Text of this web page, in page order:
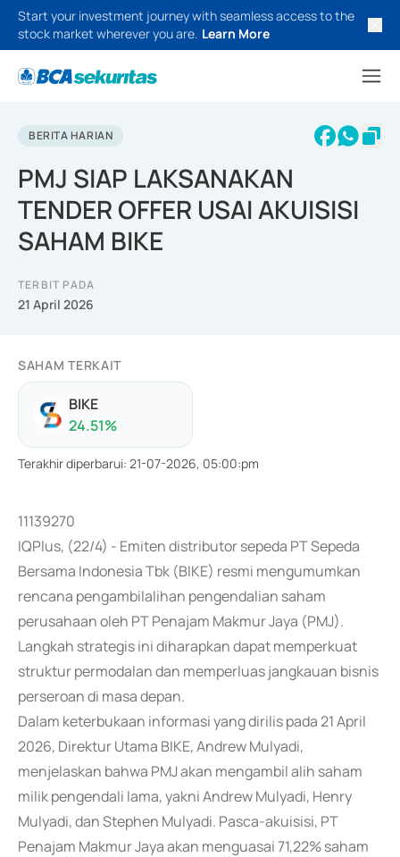
Start your investment journey with seamless access to the
stock market wherever you are. Learn More
BERITA HARIAN
PMJ SIAP LAKSANAKAN
TENDER OFFER USAI AKUISISI
SAHAM BIKE
TERBIT PADA
21 April 2026
SAHAM TERKAIT
BIKE
24.51%
Terakhir diperbarui: 21-07-2026, 05:00:pm
11139270
IQPlus, (22/4) - Emiten distributor sepeda PT Sepeda
Bersama Indonesia Tbk (BIKE) resmi mengumumkan
rencana pengambilalihan pengendalian saham
perusahaan oleh PT Penajam Makmur Jaya (PMJ).
Langkah strategis ini diharapkan dapat memperkuat
struktur permodalan dan memperluas jangkauan bisnis
perseroan di masa depan.
Dalam keterbukaan informasi yang dirilis pada 21 April
2026, Direktur Utama BIKE, Andrew Mulyadi,
menjelaskan bahwa PMJ akan mengambil alih saham
milik pengendali lama, yakni Andrew Mulyadi, Henry
Mulyadi, dan Stephen Mulyadi. Pasca-akuisisi, PT
Penajam Makmur Jaya akan menguasai 71,22% saham